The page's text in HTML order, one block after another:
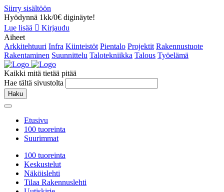
Siirry sisältöön
Hyödynnä 1kk/0€ diginäyte!
Lue lisää
Kirjaudu
Aiheet
Arkkitehtuuri Infra Kiinteistöt Pientalo Projektit Rakennustuote
Rakentaminen Suunnittelu Talotekniikka Talous Työelämä
Kaikki mitä tietää pitää
Hae tältä sivustolta
Haku
Etusivu
100 tuoreinta
Suurimmat
100 tuoreinta
Keskustelut
Näköislehti
Tilaa Rakennuslehti